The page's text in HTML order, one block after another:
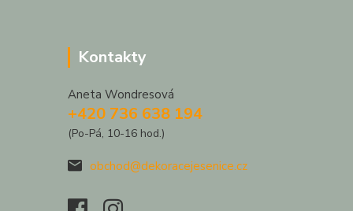
Kontakty
Aneta Wondresová
+420 736 638 194
(Po-Pá, 10-16 hod.)
obchod@dekoracejesenice.cz